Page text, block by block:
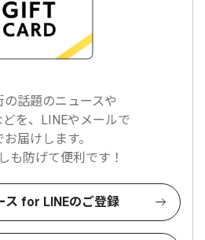
の話題のニュースや
を、LINEやメールで
届けします。
も防げて便利です！
ス for LINEのご登録